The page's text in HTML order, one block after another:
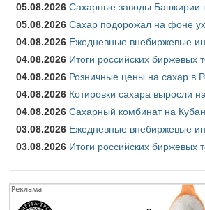
05.08.2026 Сахарные заводы Башкирии
05.08.2026 Сахар подорожал на фоне
04.08.2026 Ежедневные внебиржевые
04.08.2026 Итоги российских биржевых
04.08.2026 Розничные цены на сахар в
04.08.2026 Котировки сахара выросли
04.08.2026 Сахарный комбинат на
03.08.2026 Ежедневные внебиржевые
03.08.2026 Итоги российских биржевых